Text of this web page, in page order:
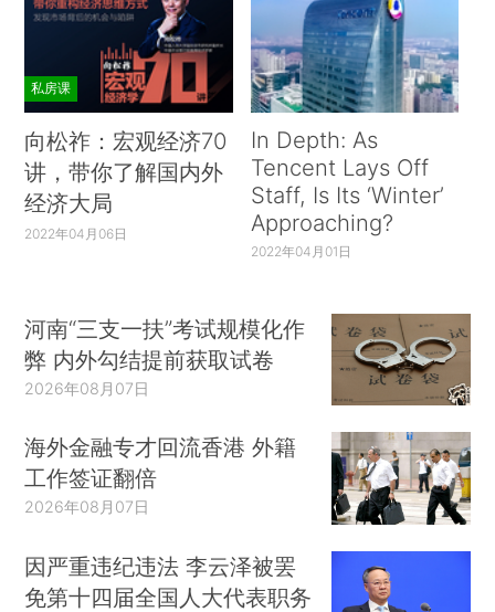
私房课
向松祚：宏观经济70
讲，带你了解国内外
经济大局
2022年04月06日
In Depth: As
Tencent Lays Off
Staff, Is Its ‘Winter’
Approaching?
2022年04月01日
河南“三支一扶”考试规模化作
弊 内外勾结提前获取试卷
2026年08月07日
海外金融专才回流香港 外籍
工作签证翻倍
2026年08月07日
因严重违纪违法 李云泽被罢
免第十四届全国人大代表职务